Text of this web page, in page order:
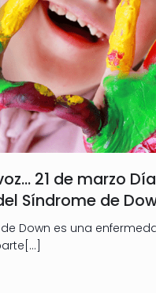
21 de marzo Día
Síndrome de
Down es una